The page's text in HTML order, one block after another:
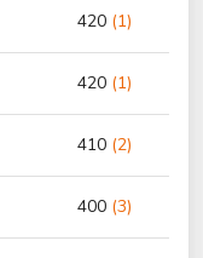
420 (1)
420 (1)
410 (2)
400 (3)